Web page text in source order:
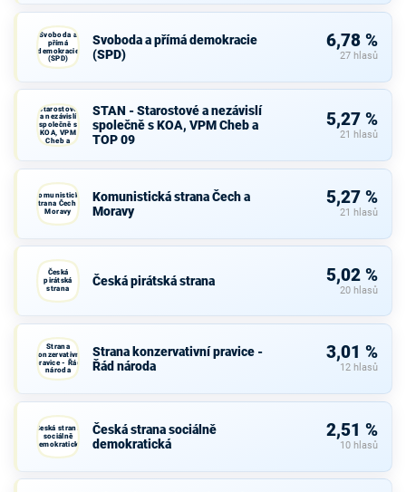
Svoboda a
přímá
demokracie
(SPD)
Svoboda a přímá demokracie
(SPD)
6,78 %
27 hlasů
Starostové
a nezávislí
společně s
KOA, VPM
Cheb a
TOP 09
STAN - Starostové a nezávislí
společně s KOA, VPM Cheb a
TOP 09
5,27 %
21 hlasů
Komunistická
strana Čech a
Moravy
Komunistická strana Čech a
Moravy
5,27 %
21 hlasů
Česká
pirátská
strana
Česká pirátská strana 5,02 %
20 hlasů
Strana
konzervativní
pravice - Řád
národa
Strana konzervativní pravice -
Řád národa
3,01 %
12 hlasů
Česká strana
sociálně
demokratická
Česká strana sociálně
demokratická
2,51 %
10 hlasů